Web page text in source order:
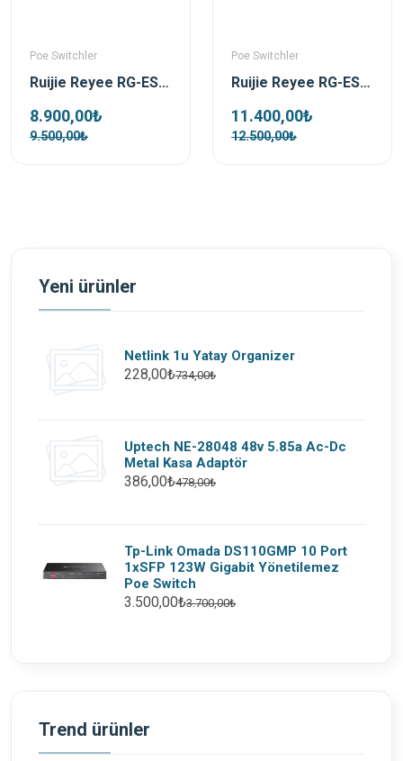
Poe Switchler
Ruijie Reyee RG-ES220GS-P 16 Port 250W 2xSfp 2xRj45 Uplink Yönetilebilir Gigabit PoE Switch
8.900,00₺
9.500,00₺
Poe Switchler
Ruijie Reyee RG-ES228GS-P 28 Port 370 W 2xSfp 2xRj45 Uplink Yönetilebilir Gigabit PoE Switch
11.400,00₺
12.500,00₺
Yeni ürünler
Netlink 1u Yatay Organizer
228,00₺734,00₺
Uptech NE-28048 48v 5.85a Ac-Dc
Metal Kasa Adaptör
386,00₺478,00₺
Tp-Link Omada DS110GMP 10 Port
1xSFP 123W Gigabit Yönetilemez
Poe Switch
3.500,00₺3.700,00₺
Trend ürünler